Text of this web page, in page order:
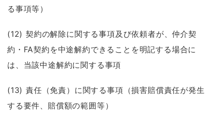
る事項等）
(12) 契約の解除に関する事項及び依頼者が、仲介契
約・FA契約を中途解約できることを明記する場合に
は、当該中途解約に関する事項
(13) 責任（免責）に関する事項（損害賠償責任が発生
する要件、賠償額の範囲等）